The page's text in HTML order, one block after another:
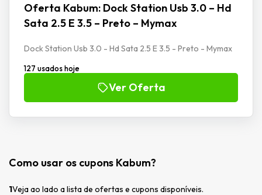
Oferta Kabum: Dock Station Usb 3.0 – Hd
Sata 2.5 E 3.5 – Preto – Mymax
Dock Station Usb 3.0 - Hd Sata 2.5 E 3.5 - Preto - Mymax
127 usados hoje
Ver Oferta
Como usar os cupons Kabum?
1Veja ao lado a lista de ofertas e cupons disponíveis.